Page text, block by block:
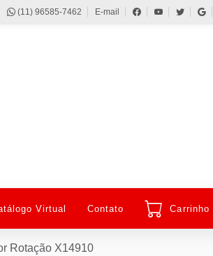
(11) 96585-7462 E-mail
Virtual Contato Carrinho
Rotação X14910